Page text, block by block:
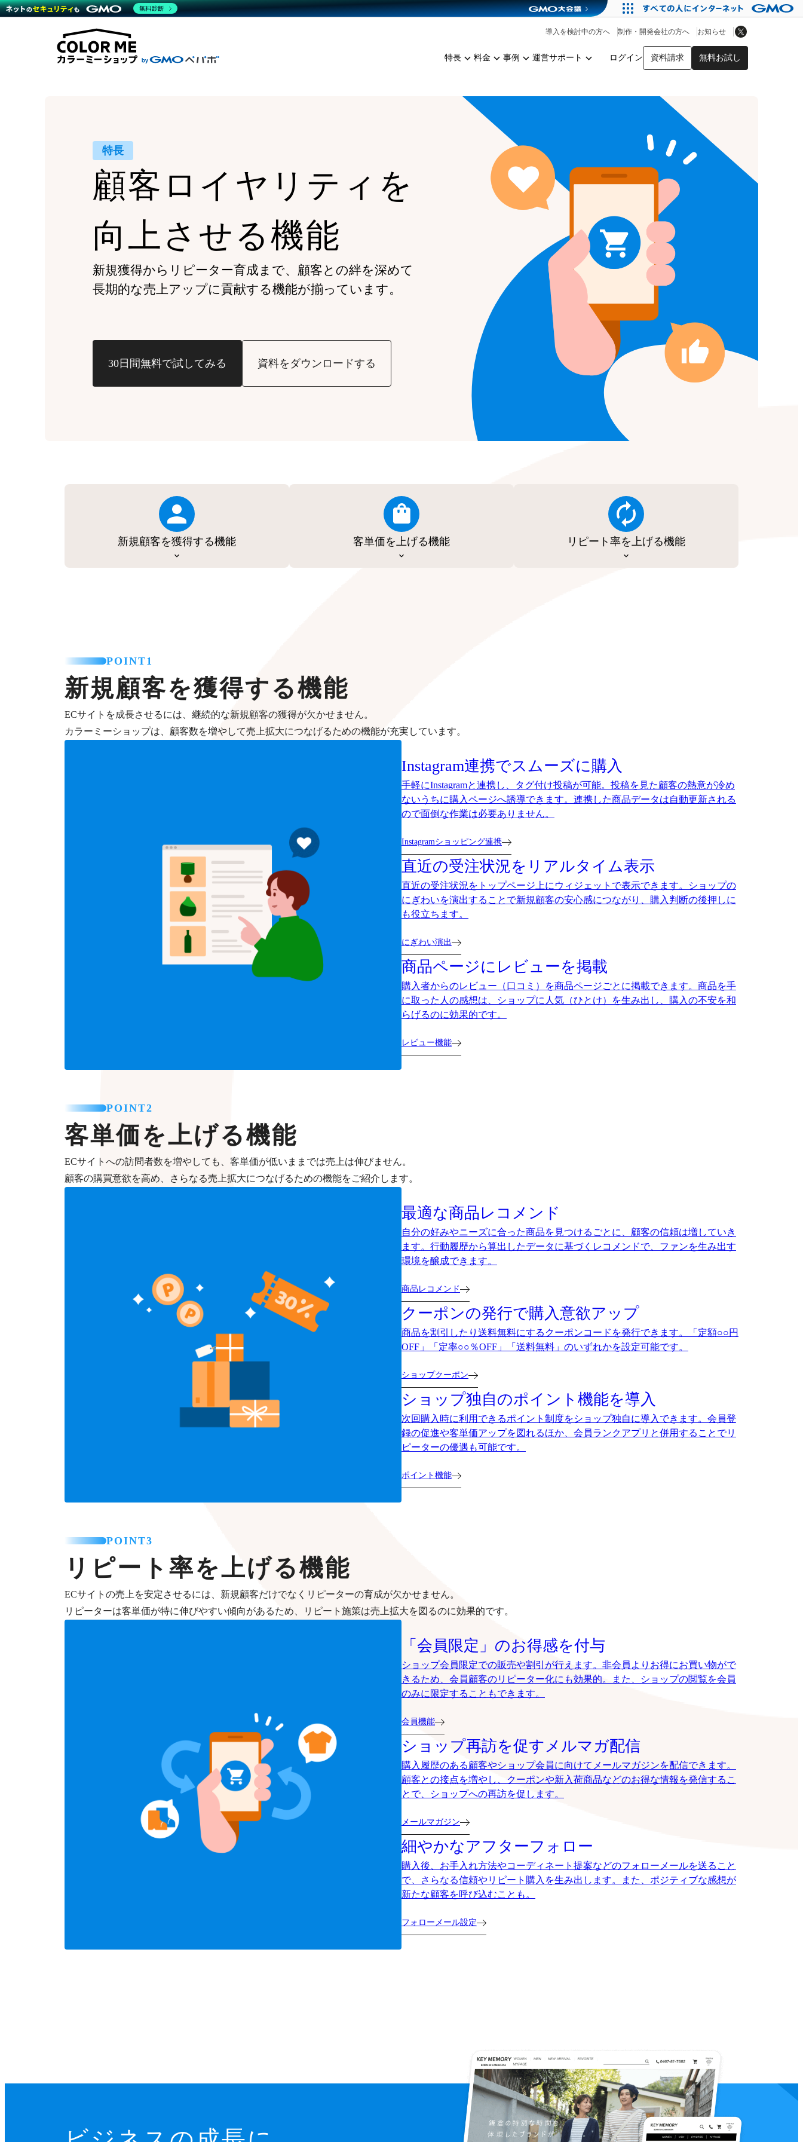
特長 料金 事例 運営サポート ログイン 資料請求 無料お試し
導入を検討中の方へ 制作・開発会社の方へ お知らせ
商材一覧を見る
機能一覧を見る
WordPress導入
モバイルアプリ
複数店舗との連携
雑貨販売 アプリストア
料金
プラン・料金一覧を見る
料金シミュレーション
事例
運営サポート
サポート一覧を見る
コミュニティイベントCarty
YouTubeチャンネル
特長
顧客ロイヤリティを
向上させる機能
新規獲得からリピーター育成まで、 顧客との絆を深めて
長期的な売上アップに貢献する機能が揃っています。
30日間無料で試してみる 資料をダウンロードする
新規顧客を獲得する機能 客単価を上げる機能 リピート率を上げる機能
POINT1
新規顧客を獲得する機能
ECサイトを成長させるには、継続的な新規顧客の獲得が欠かせません。
カラーミーショップは、顧客数を増やして売上拡大につなげるための機能が充実しています。
Instagram連携でスムーズに購入
手軽にInstagramと連携し、タグ付け投稿が可能。投稿を見た顧客の熱意が冷め
ないうちに購入ページへ誘導できます。連携した商品データは自動更新される
ので面倒な作業は必要ありません。
Instagramショッピング連携
直近の受注状況をリアルタイム表示
直近の受注状況をトップページ上にウィジェットで表示できます。ショップの
にぎわいを演出することで新規顧客の安心感につながり、購入判断の後押しに
も役立ちます。
にぎわい演出
商品ページにレビューを掲載
購入者からのレビュー（口コミ）を商品ページごとに掲載できます。商品を手
に取った人の感想は、ショップに人気（ひとけ）を生み出し、購入の不安を和
らげるのに効果的です。
レビュー機能
POINT2
客単価を上げる機能
ECサイトへの訪問者数を増やしても、客単価が低いままでは売上は伸びません。
顧客の購買意欲を高め、さらなる売上拡大につなげるための機能をご紹介します。
最適な商品レコメンド
自分の好みやニーズに合った商品を見つけるごとに、顧客の信頼は増していき
ます。行動履歴から算出したデータに基づくレコメンドで、ファンを生み出す
環境を醸成できます。
商品レコメンド
クーポンの発行で購入意欲アップ
商品を割引したり送料無料にするクーポンコードを発行できます。「定額○○円
OFF」「定率○○％OFF」「送料無料」のいずれかを設定可能です。
ショップクーポン
ショップ独自のポイント機能を導入
次回購入時に利用できるポイント制度をショップ独自に導入できます。会員登
録の促進や客単価アップを図れるほか、会員ランクアプリと併用することでリ
ピーターの優遇も可能です。
ポイント機能
POINT3
リピート率を上げる機能
ECサイトの売上を安定させるには、新規顧客だけでなくリピーターの育成が欠かせません。
リピーターは客単価が特に伸びやすい傾向があるため、リピート施策は売上拡大を図るのに効果的です。
「会員限定」のお得感を付与
ショップ会員限定での販売や割引が行えます。非会員よりお得にお買い物がで
きるため、会員顧客のリピーター化にも効果的。また、ショップの閲覧を会員
のみに限定することもできます。
会員機能
ショップ再訪を促すメルマガ配信
購入履歴のある顧客やショップ会員に向けてメールマガジンを配信できます。
顧客との接点を増やし、クーポンや新入荷商品などのお得な情報を発信するこ
とで、ショップへの再訪を促します。
メールマガジン
細やかなアフターフォロー
購入後、お手入れ方法やコーディネート提案などのフォローメールを送ること
で、さらなる信頼やリピート購入を生み出します。また、ポジティブな感想が
新たな顧客を呼び込むことも。
フォローメール設定
無料診断